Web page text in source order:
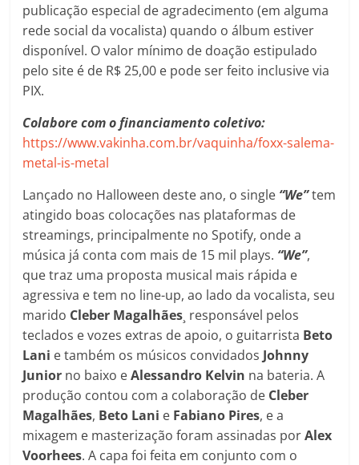
publicação especial de agradecimento (em alguma
rede social da vocalista) quando o álbum estiver
disponível. O valor mínimo de doação estipulado
pelo site é de R$ 25,00 e pode ser feito inclusive via
PIX.
Colabore com o financiamento coletivo:
https://www.vakinha.com.br/vaquinha/foxx-salema-
metal-is-metal
Lançado no Halloween deste ano, o single “We”tem
atingido boas colocações nas plataformas de
streamings, principalmente no Spotify, onde a
música já conta com mais de 15 mil plays. “We”,
que traz uma proposta musical mais rápida e
agressiva e tem no line-up, ao lado da vocalista, seu
marido Cleber Magalhães ¸ responsável pelos
teclados e vozes extras de apoio, o guitarrista Beto
Lani e também os músicos convidados Johnny
Junior no baixo eAlessandro Kelvin na bateria. A
produção contou com a colaboração de Cleber
Magalhães, Beto Lani e Fabiano Pires, e a
mixagem e masterização foram assinadas porAlex
Voorhees. A capa foi feita em conjunto com o